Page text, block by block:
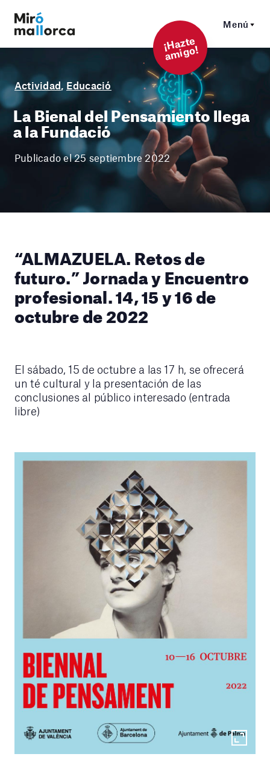
Menú
¡
Hazt
e
a
mi
g
o!
Actividad, Educació
La Bienal del Pensamiento llega
a la Fundació
Publicado el 25 septiembre 2022
“ALMAZUELA. Retos de
futuro.” Jornada y Encuentro
profesional. 14, 15 y 16 de
octubre de 2022
El sábado, 15 de octubre a las 17 h, se ofrecerá
un té cultural y la presentación de las
conclusiones al público interesado (entrada
libre)